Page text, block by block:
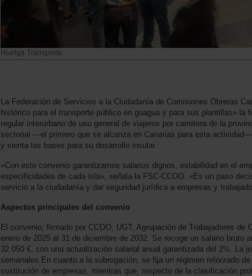
Huelga Transporte
La Federación de Servicios a la Ciudadanía de Comisiones Obreras
histórico para el transporte público en guagua y para sus plantillas» la
regular interurbano de uso general de viajeros por carretera de la
sectorial —el primero que se alcanza en Canarias para esta
y sienta las bases para su desarrollo insular.
«Con este convenio garantizamos salarios dignos, estabilidad en el
especificidades de cada isla», señala la FSC-CCOO. «Es un paso
servicio a la ciudadanía y dar seguridad jurídica a empresas y
Aspectos principales del convenio
El convenio, firmado por CCOO, UGT, Agrupación de Trabajadores de
enero de 2025 al 31 de diciembre de 2032. Se recoge un salario bruto
32.050 €, con una actualización salarial anual garantizada del 2%. La
semanales.En cuanto a la subrogación, se fija un régimen reforzado
sustitución de empresas, mientras que, respecto de la clasificación